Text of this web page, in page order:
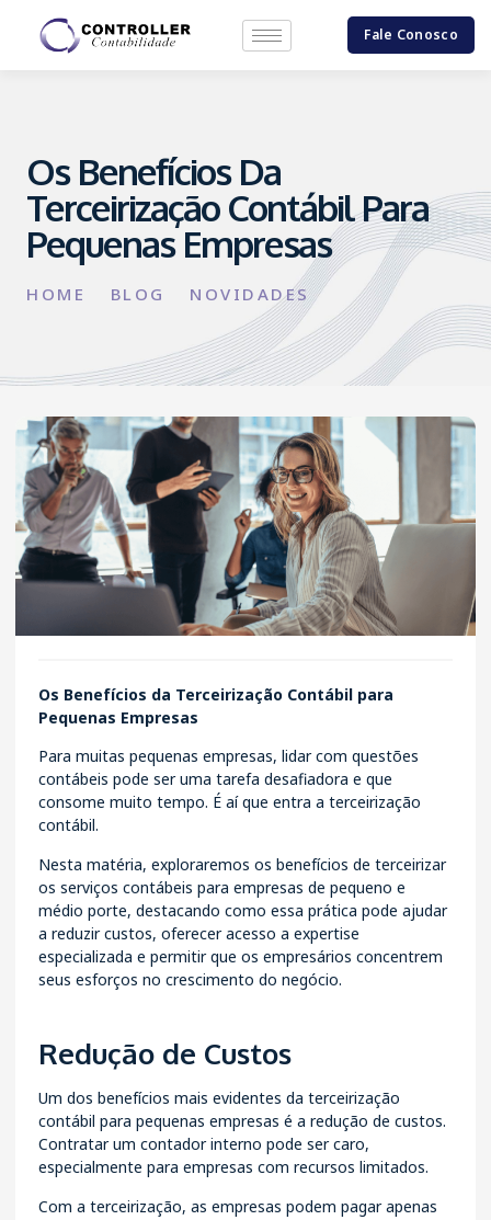
Fale Conosco
Os Benefícios Da
Terceirização Contábil Para
Pequenas Empresas
HOME BLOG NOVIDADES
Os Benefícios da Terceirização Contábil para
Pequenas Empresas
Para muitas pequenas empresas, lidar com questões
contábeis pode ser uma tarefa desafiadora e que
consome muito tempo. É aí que entra a terceirização
contábil.
Nesta matéria, exploraremos os benefícios de terceirizar
os serviços contábeis para empresas de pequeno e
médio porte, destacando como essa prática pode ajudar
a reduzir custos, oferecer acesso a expertise
especializada e permitir que os empresários concentrem
seus esforços no crescimento do negócio.
Redução de Custos
Um dos benefícios mais evidentes da terceirização
contábil para pequenas empresas é a redução de custos.
Contratar um contador interno pode ser caro,
especialmente para empresas com recursos limitados.
Com a terceirização, as empresas podem pagar apenas